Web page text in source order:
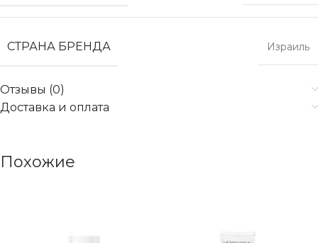
СТРАНА БРЕНДА Израиль
Отзывы (0)
Доставка и оплата
Похожие